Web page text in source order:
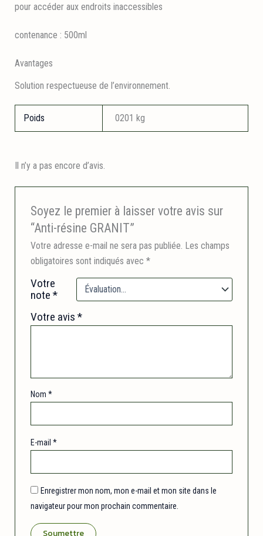
pour accéder aux endroits inaccessibles
contenance : 500ml
Avantages
Solution respectueuse de l’environnement.
Poids 0201 kg
Il n’y a pas encore d’avis.
Soyez le premier à laisser votre avis sur
“Anti-résine GRANIT”
Votre adresse e-mail ne sera pas publiée. Les champs
obligatoires sont indiqués avec*
Votre
note*
Votre avis*
Nom*
E-mail*
Enregistrer mon nom, mon e-mail et mon site dans le
navigateur pour mon prochain commentaire.